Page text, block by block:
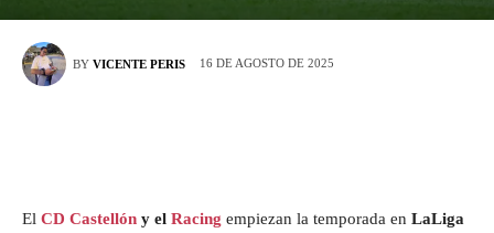
BY VICENTE PERIS 16 DE AGOSTO DE 2025
El CD Castellón y el Racing empiezan la temporada en LaLiga